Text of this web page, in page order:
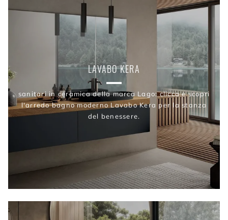
LAVABO KERA
sanitari in ceramica della marca Lago: clicca e scopri
l'arredo bagno moderno Lavabo Kera per la stanza
del benessere.